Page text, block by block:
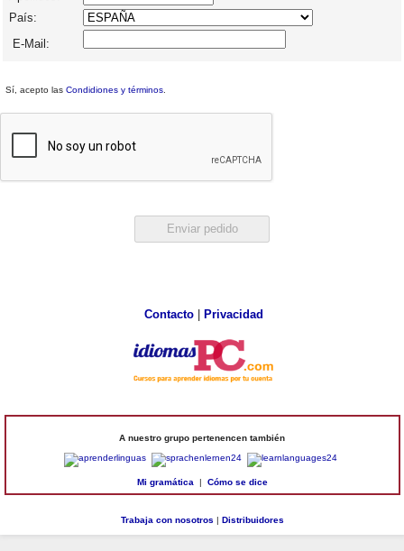
País:
E-Mail:
Sí, acepto las Condidiones y términos
Contacto| Privacidad
A nuestro grupo pertenencen también
Mi gramática | Cómo se dice
Trabaja con nosotros | Distribuidores